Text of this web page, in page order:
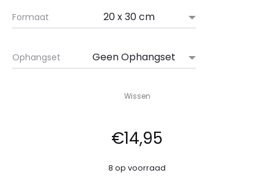
Formaat
Ophangset
Wissen
€14,95
8 op voorraad